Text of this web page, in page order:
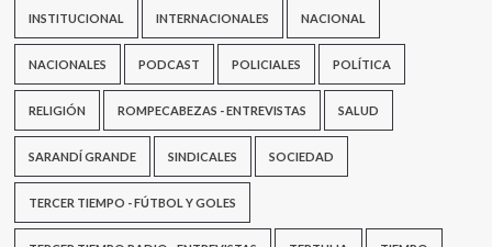
INSTITUCIONAL INTERNACIONALES NACIONAL
NACIONALES PODCAST POLICIALES POLÍTICA
RELIGIÓN ROMPECABEZAS - ENTREVISTAS SALUD
SARANDÍ GRANDE SINDICALES SOCIEDAD
TERCER TIEMPO - FÚTBOL Y GOLES